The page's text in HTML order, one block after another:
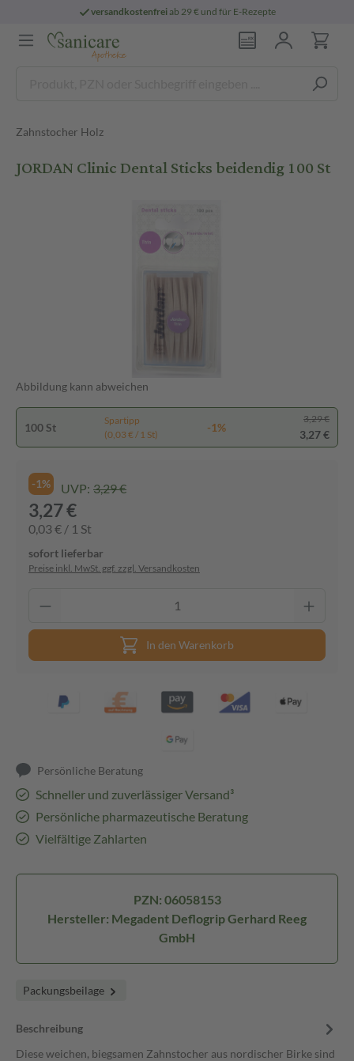
versandkostenfreiab 29 € und für E-Rezepte
Zahnstocher Holz
JORDAN Clinic Dental Sticks beidendig 100 St
Abbildung kann abweichen
100 St
Spartipp
(0,03 € / 1 St)
-1%
3,29 €
3,27 €
-1% UVP: 3,29 €
3,27 €
0,03 € / 1 St
sofort lieferbar
Preise inkl. MwSt. ggf. zzgl. Versandkosten
In den Warenkorb
Persönliche Beratung
Schneller und zuverlässiger Versand³
Persönliche pharmazeutische Beratung
Vielfältige Zahlarten
PZN: 06058153
Hersteller: Megadent Deflogrip Gerhard Reeg
GmbH
Packungsbeilage
Beschreibung
Diese weichen, biegsamen Zahnstocher aus nordischer Birke sind